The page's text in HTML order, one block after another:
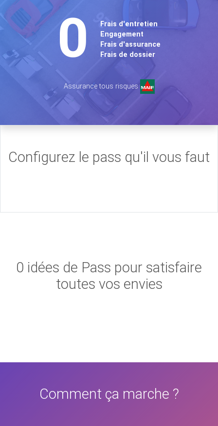
0
Frais d'entretien
Engagement
Frais d'assurance
Frais de dossier
Assurance tous risques
Configurez le pass qu'il vous faut
0 idées de Pass pour satisfaire
toutes vos envies
Comment ça marche ?